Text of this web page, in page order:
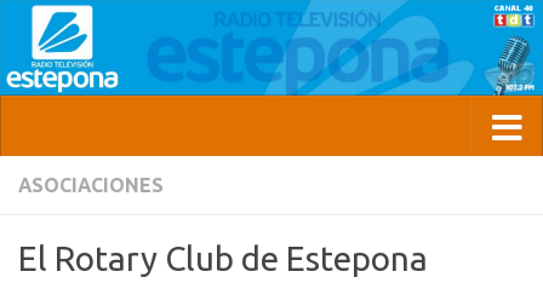
ASOCIACIONES
El Rotary Club de Estepona